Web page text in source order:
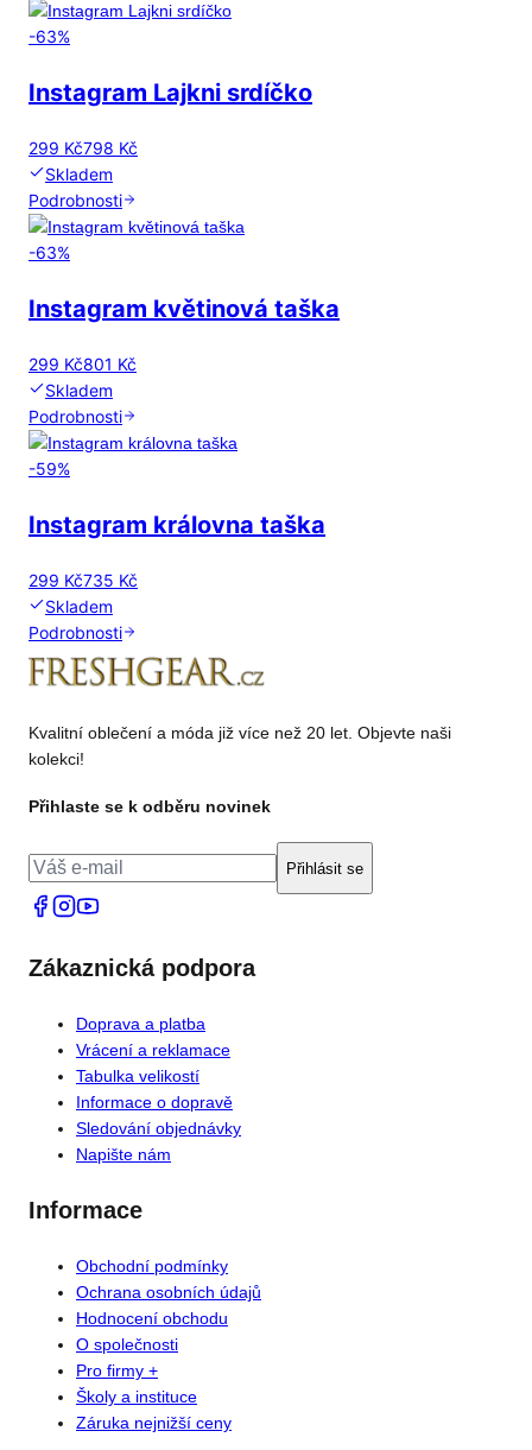
-63%
Instagram Lajkni srdíčko
299 Kč798 Kč
Skladem
Podrobnosti
-63%
Instagram květinová taška
299 Kč801 Kč
Skladem
Podrobnosti
-59%
Instagram královna taška
299 Kč735 Kč
Skladem
Podrobnosti
Kvalitní oblečení a móda již více než 20 let. Objevte naši
kolekci!
Přihlaste se k odběru novinek
Přihlásit se
Zákaznická podpora
Doprava a platba
Vrácení a reklamace
Tabulka velikostí
Informace o dopravě
Sledování objednávky
Napište nám
Informace
Obchodní podmínky
Ochrana osobních údajů
Hodnocení obchodu
O společnosti
Pro firmy +
Školy a instituce
Záruka nejnižší ceny